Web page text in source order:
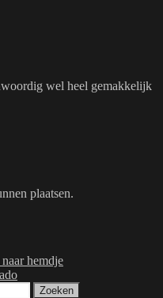
wel heel gemakkelijk
plaatsen.
hemdje
Zoeken